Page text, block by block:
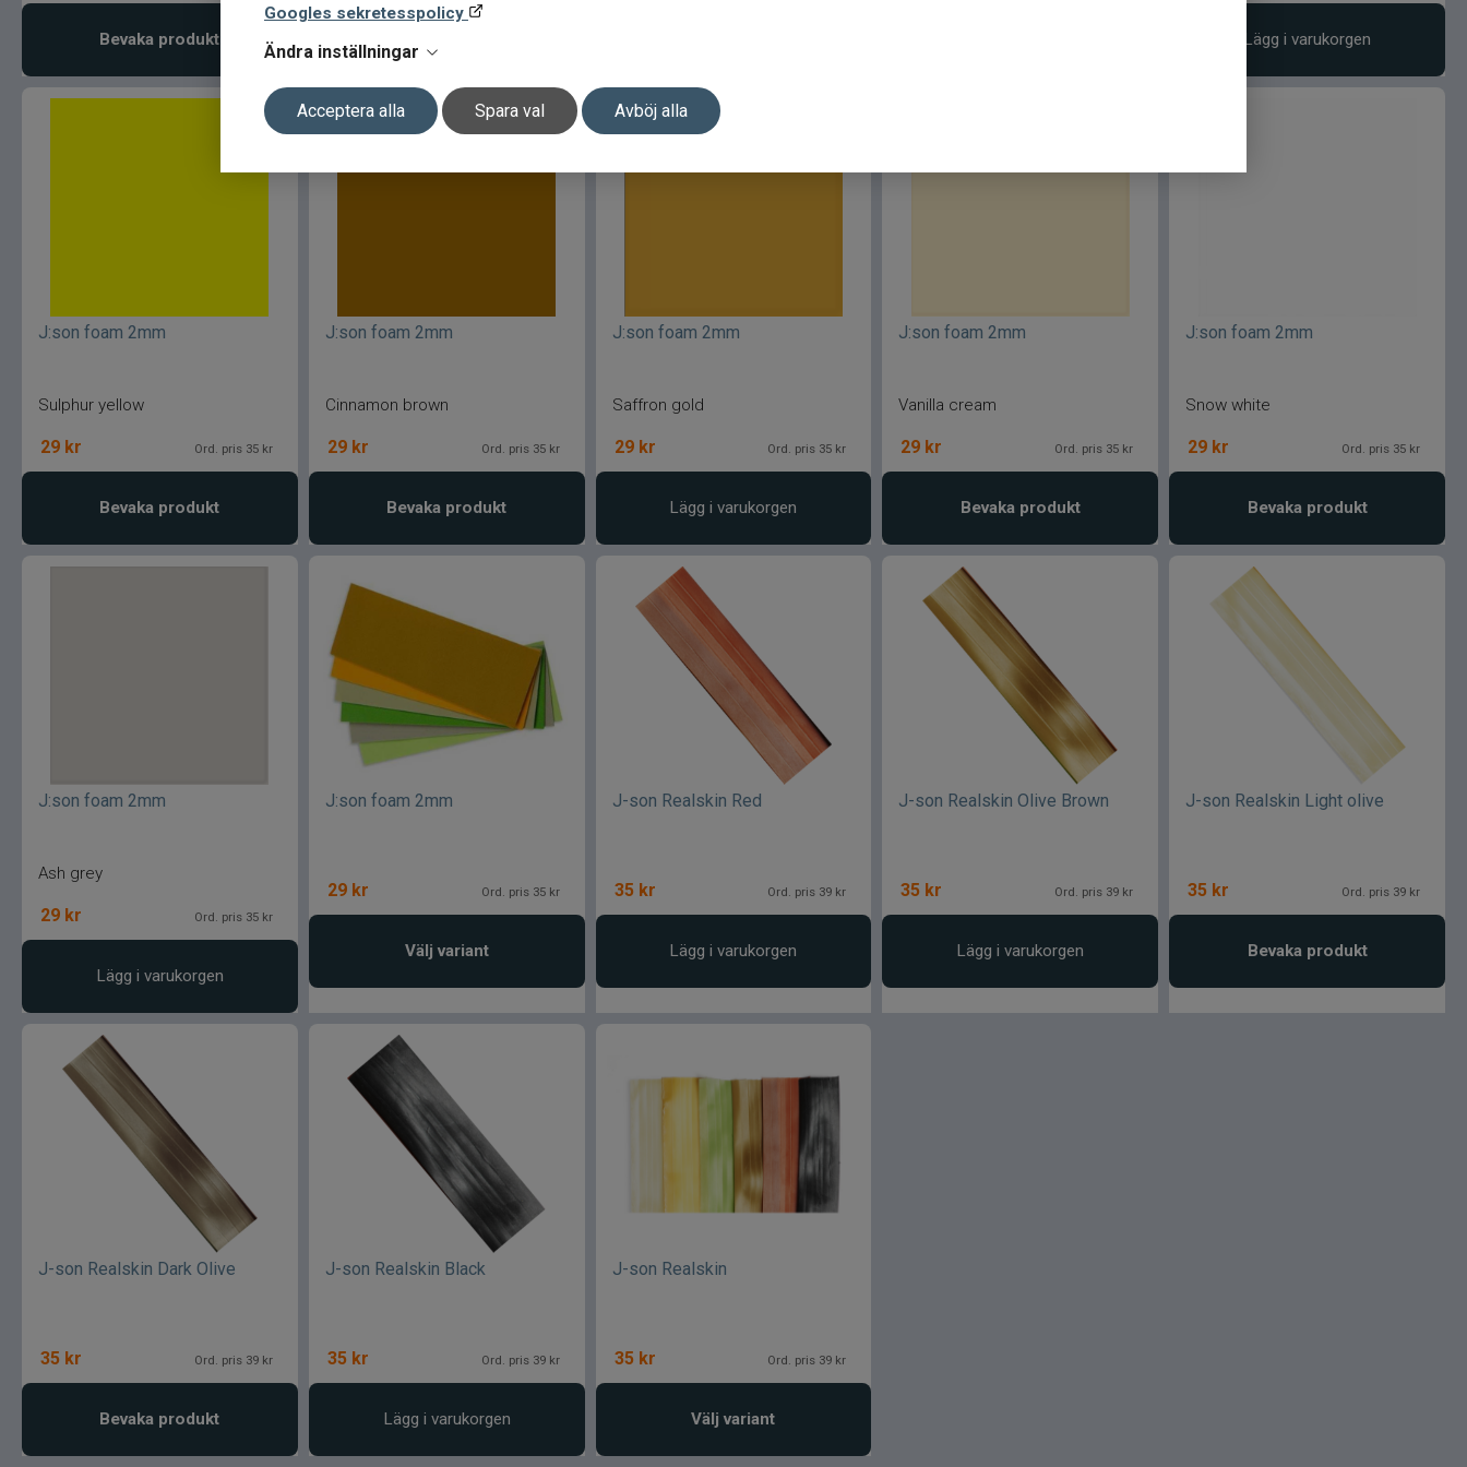
Googles sekretesspolicy
Ändra inställningar
Acceptera alla Spara val Avböj alla
Bevaka produkt
Välj variant
Lägg i varukorgen
J:son foam 2mm
Sulphur yellow
29 kr Ord. pris 35 kr
Bevaka produkt
J:son foam 2mm
Cinnamon brown
29 kr Ord. pris 35 kr
Bevaka produkt
J:son foam 2mm
Saffron gold
29 kr Ord. pris 35 kr
Lägg i varukorgen
J:son foam 2mm
Vanilla cream
29 kr Ord. pris 35 kr
Bevaka produkt
J:son foam 2mm
Snow white
29 kr Ord. pris 35 kr
Bevaka produkt
J:son foam 2mm
Ash grey
29 kr Ord. pris 35 kr
Lägg i varukorgen
J:son foam 2mm
29 kr Ord. pris 35 kr
Välj variant
J-son Realskin Red
35 kr Ord. pris 39 kr
Lägg i varukorgen
J-son Realskin Olive Brown
35 kr Ord. pris 39 kr
Lägg i varukorgen
J-son Realskin Light olive
35 kr Ord. pris 39 kr
Bevaka produkt
J-son Realskin Dark Olive
35 kr Ord. pris 39 kr
Bevaka produkt
J-son Realskin Black
35 kr Ord. pris 39 kr
Lägg i varukorgen
J-son Realskin
35 kr Ord. pris 39 kr
Välj variant